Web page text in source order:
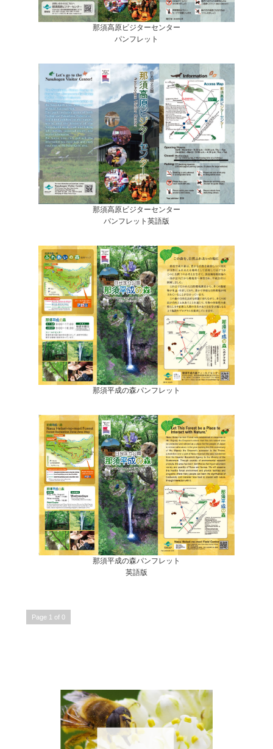
那須高原ビジターセンター
パンフレット
那須高原ビジターセンター
パンフレット英語版
那須平成の森パンフレット
那須平成の森パンフレット
英語版
Page 1 of 0